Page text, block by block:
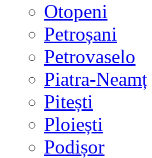
Otopeni
Petroșani
Petrovaselo
Piatra-Neamț
Pitești
Ploiești
Podișor